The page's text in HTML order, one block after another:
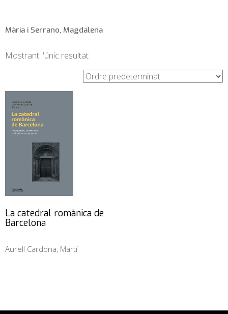
Mària i Serrano, Magdalena
Mostrant l'únic resultat
La catedral romànica de
Barcelona
Aurell Cardona, Martí